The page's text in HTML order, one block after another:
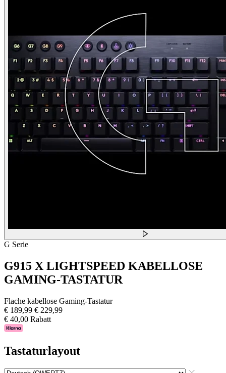
G Serie
G915 X LIGHTSPEED KABELLOSE
GAMING-TASTATUR
Flache kabellose Gaming-Tastatur
€ 189,99 € 229,99
€ 40,00 Rabatt
Tastaturlayout